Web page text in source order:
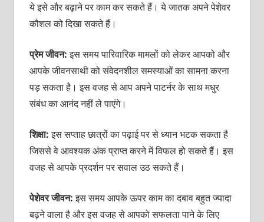
ये इसे और बढ़ाने पर काम कर सकते हैं। ये जातक अपने पेशेवर
कौशल को दिखा सकते हैं।
प्रेम जीवन:इस समय पारिवारिक मामलों को लेकर आपको और
आपके जीवनसाथी को संवेदनशील समस्‍याओं का सामना करना
पड़ सकता है। इस वजह से आप अपने पाटर्नर के साथ मधुर
संबंध का आनंद नहीं ले पाएंगे।
शिक्षा:इस सप्‍ताह छात्रों का पढ़ाई पर से ध्‍यान भटक सकता है
जिससे वे आवश्‍यक अंक प्राप्‍त करने में विफल हो सकते हैं। इस
वजह से आपके प्रदर्शन पर सवाल उठ सकते हैं।
पेशेवर जीवन:इस समय आपके ऊपर काम का दबाव बहुत ज्‍यादा
बढ़ने वाला है और इस वजह से आपको सफलता पाने के लिए